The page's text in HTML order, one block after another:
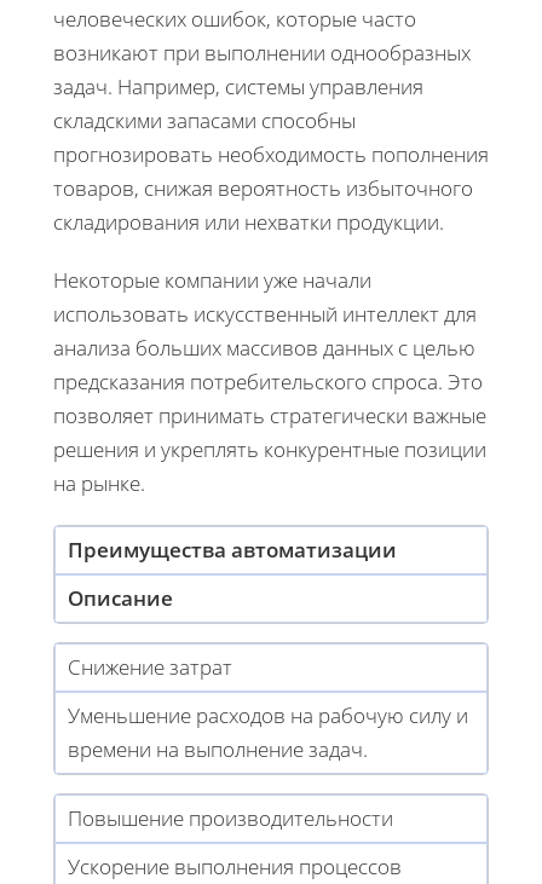
человеческих ошибок, которые часто
возникают при выполнении однообразных
задач. Например, системы управления
складскими запасами способны
прогнозировать необходимость пополнения
товаров, снижая вероятность избыточного
складирования или нехватки продукции.
Некоторые компании уже начали
использовать искусственный интеллект для
анализа больших массивов данных с целью
предсказания потребительского спроса. Это
позволяет принимать стратегически важные
решения и укреплять конкурентные позиции
на рынке.
Преимущества автоматизации
Описание
Снижение затрат
Уменьшение расходов на рабочую силу и
времени на выполнение задач.
Повышение производительности
Ускорение выполнения процессов